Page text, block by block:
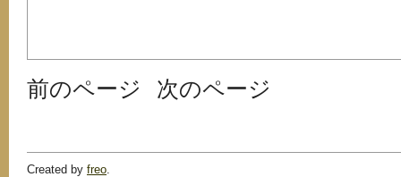
前のページ 次のページ
Created by freo.